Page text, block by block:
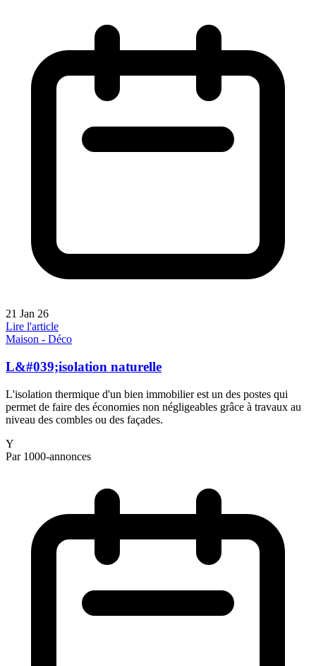
21 Jan 26
Lire l'article
Maison - Déco
L&#039;isolation naturelle
L'isolation thermique d'un bien immobilier est un des postes qui
permet de faire des économies non négligeables grâce à travaux au
niveau des combles ou des façades.
Y
Par 1000-annonces